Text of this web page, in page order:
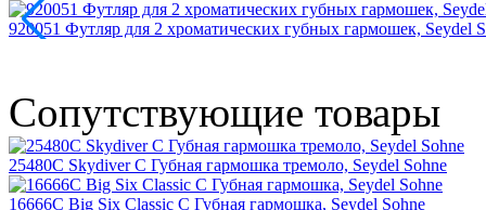
920051 Футляр для 2 хроматических губных гармошек, Seydel
Сопутствующие товары
25480C Skydiver C Губная гармошка тремоло, Seydel Sohne
16666C Big Six Classic C Губная гармошка, Seydel Sohne